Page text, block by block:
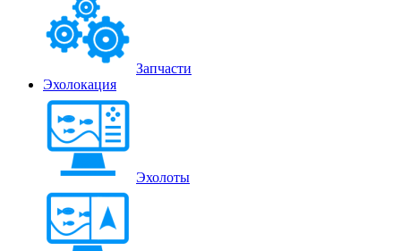
Запчасти
Эхолокация
Эхолоты